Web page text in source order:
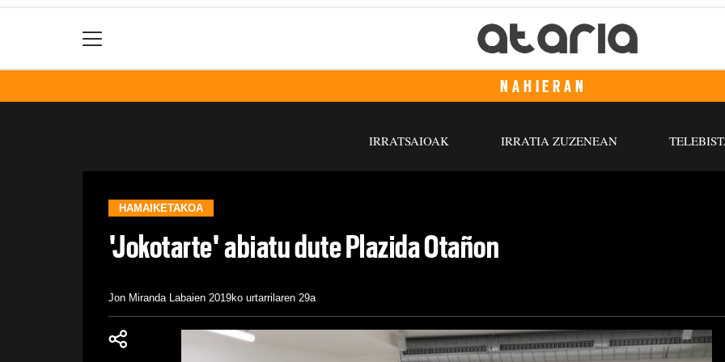
NAHIERAN
IRRATSAIOAK IRRATIA ZUZENEAN
HAMAIKETAKOA
'Jokotarte' abiatu dute Plazida Otañon
Jon Miranda Labaien 2019ko urtarrilaren 29a